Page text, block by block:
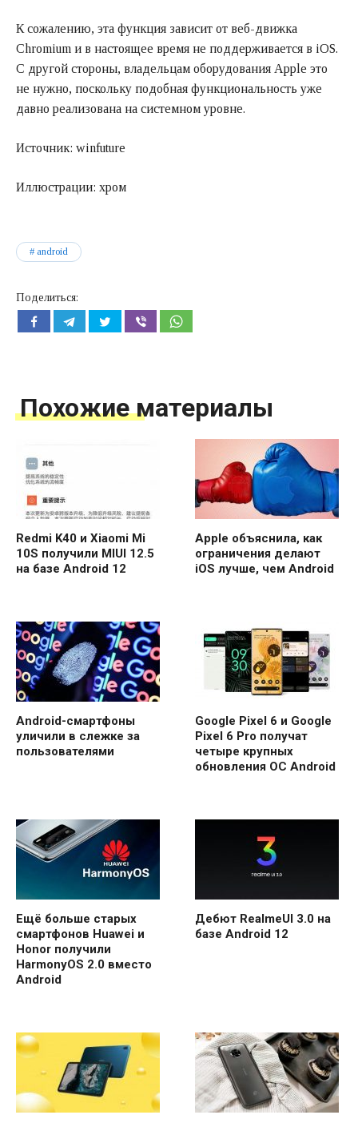
К сожалению, эта функция зависит от веб-движка
Chromium и в настоящее время не поддерживается в iOS.
С другой стороны, владельцам оборудования Apple это
не нужно, поскольку подобная функциональность уже
давно реализована на системном уровне.
Источник: winfuture
Иллюстрации: хром
android
Поделиться:
Похожие материалы
Redmi K40 и Xiaomi Mi
10S получили MIUI 12.5
на базе Android 12
Apple объяснила, как
ограничения делают
iOS лучше, чем Android
Android-смартфоны
уличили в слежке за
пользователями
Google Pixel 6 и Google
Pixel 6 Pro получат
четыре крупных
обновления ОС Android
Ещё больше старых
смартфонов Huawei и
Honor получили
HarmonyOS 2.0 вместо
Android
Дебют RealmeUI 3.0 на
базе Android 12